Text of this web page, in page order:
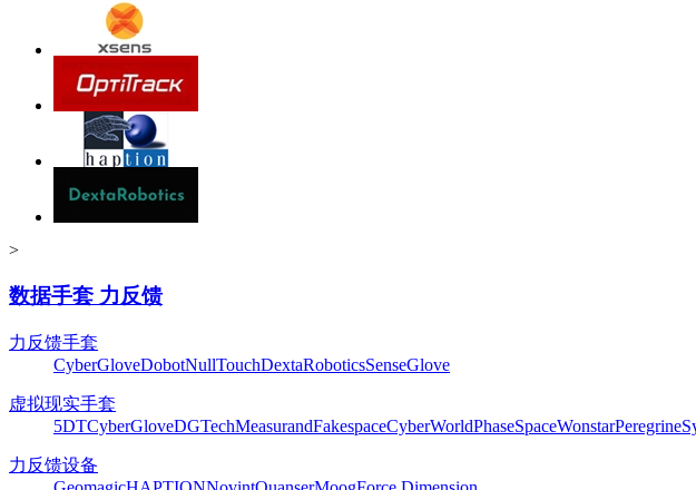
>
数据手套 力反馈
力反馈手套
CyberGloveDobotNullTouchDextaRoboticsSenseGlove
虚拟现实手套
5DTCyberGloveDGTechMeasurandFakespaceCyberWorldPhaseSpaceWonstarPeregrine
力反馈设备